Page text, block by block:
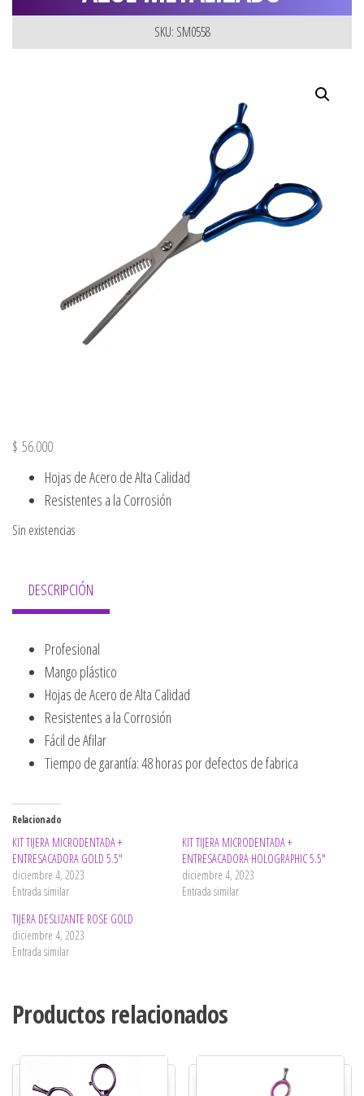
SKU: SM0558
$ 56.000
Hojas de Acero de Alta Calidad
Resistentes a la Corrosión
Sin existencias
DESCRIPCIÓN
Profesional
Mango plástico
Hojas de Acero de Alta Calidad
Resistentes a la Corrosión
Fácil de Afilar
Tiempo de garantía: 48 horas por defectos de fabrica
Relacionado
KIT TIJERA MICRODENTADA +
ENTRESACADORA GOLD 5.5″
diciembre 4, 2023
Entrada similar
KIT TIJERA MICRODENTADA +
ENTRESACADORA HOLOGRAPHIC 5.5″
diciembre 4, 2023
Entrada similar
TIJERA DESLIZANTE ROSE GOLD
diciembre 4, 2023
Entrada similar
Productos relacionados